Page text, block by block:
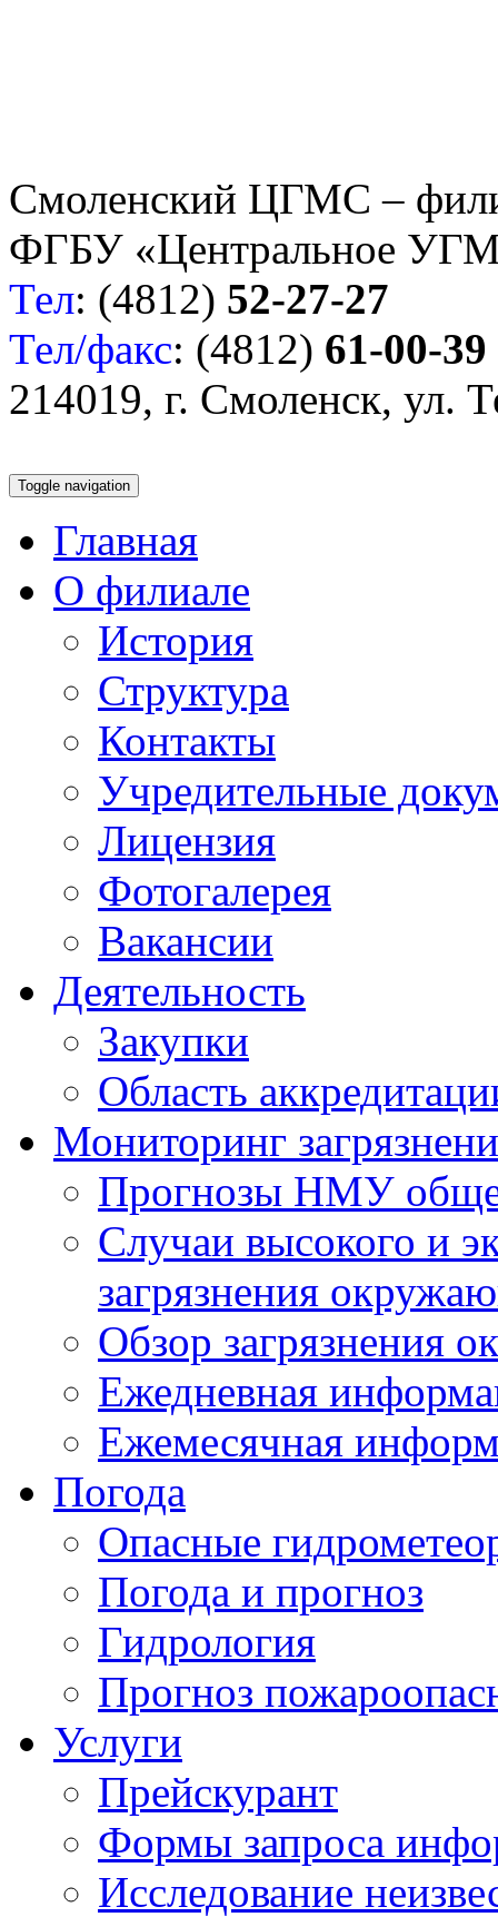
Смоленский ЦГМС –
ФГБУ «Центральное
Тел: (4812) 52-27-27
Тел/факс: (4812) 61-00-39
214019, г. Смоленск, ул.
Toggle navigation
Главная
О филиале
История
Структура
Контакты
Учредительные
Лицензия
Фотогалерея
Вакансии
Деятельность
Закупки
Область
Мониторинг
Прогнозы НМУ
Случаи высокого и
загрязнения
Обзор загрязнения
Ежедневная
Ежемесячная
Погода
Опасные
Погода и прогноз
Гидрология
Прогноз
Услуги
Прейскурант
Формы запроса
Исследование